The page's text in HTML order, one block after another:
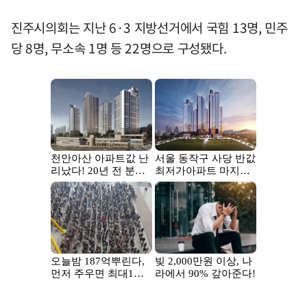
진주시의회는 지난 6·3 지방선거에서 국힘 13명, 민주
당 8명, 무소속 1명 등 22명으로 구성됐다.